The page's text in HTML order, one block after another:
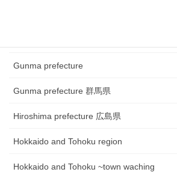
Gunma prefecture
Gunma prefecture 群馬県
Hiroshima prefecture 広島県
Hokkaido and Tohoku region
Hokkaido and Tohoku ~town waching